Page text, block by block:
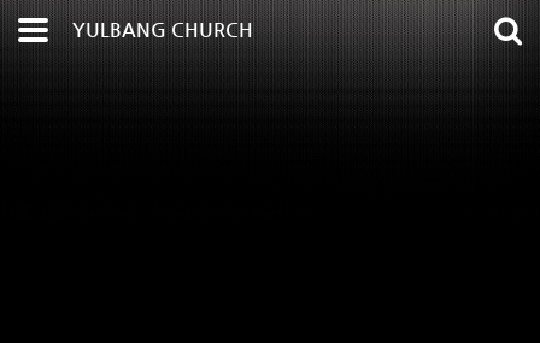
YULBANG CHURCH